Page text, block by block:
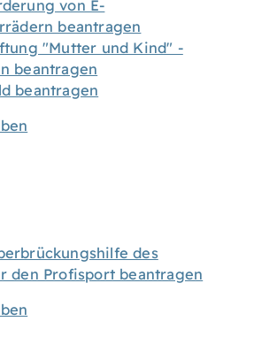
von E-
beantragen
"Mutter und Kind" -
beantragen
beantragen
des
den Profisport beantragen